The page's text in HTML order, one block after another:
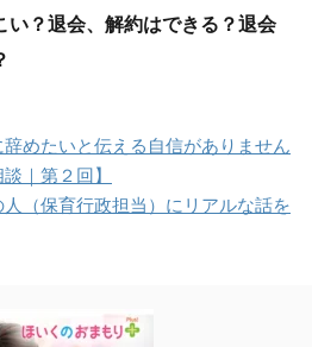
い？退会、解約はできる？退会
めたいと伝える自信がありません
｜第２回】
（保育行政担当）にリアルな話を